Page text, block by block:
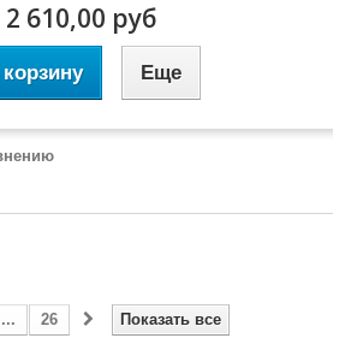
2 610,00 руб
Еще
Показать все
... 26